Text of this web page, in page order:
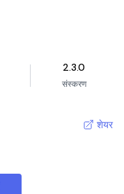
2.3.0
संस्करण
शेयर